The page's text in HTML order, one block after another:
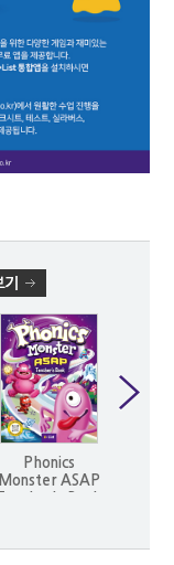
Phonics
Monster ASAP